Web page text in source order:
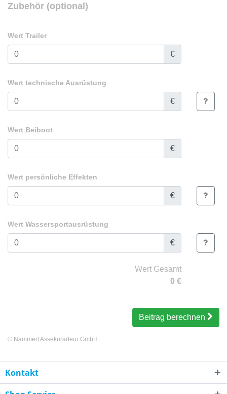
Zubehör (optional)
Wert Trailer
€
Wert technische Ausrüstung
€
Wert Beiboot
€
Wert persönliche Effekten
€
Wert Wassersportausrüstung
€
Wert Gesamt
0 €
Beitrag berechnen
© Nammert Assekuradeur GmbH
Kontakt